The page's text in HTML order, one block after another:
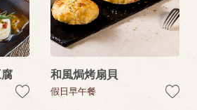
和風焗烤扇貝
假日早午餐